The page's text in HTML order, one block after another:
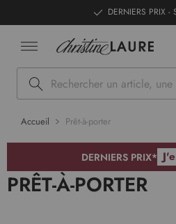
DERNIERS PRIX -
Rechercher
Accueil Prêt-à-porter
DERNIERS PRIX*
PRÊT-À-PORTER